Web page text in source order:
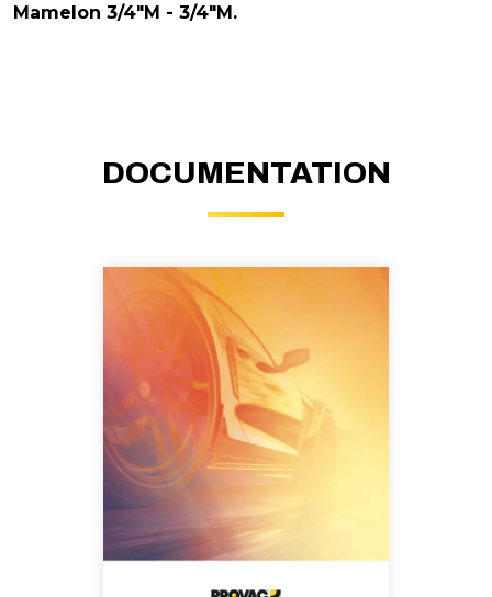
Mamelon 3/4"M - 3/4"M.
DOCUMENTATION